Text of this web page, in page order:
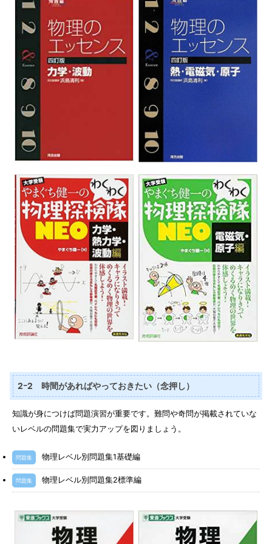
2ｰ2 時間があればやっておきたい（念押し）
知識が身につけば問題演習が重要です。難問や奇問が掲載されていな
いレベルの問題集で実力アップを図りましょう。
問題集 物理レベル別問題集1基礎編
問題集 物理レベル別問題集2標準編